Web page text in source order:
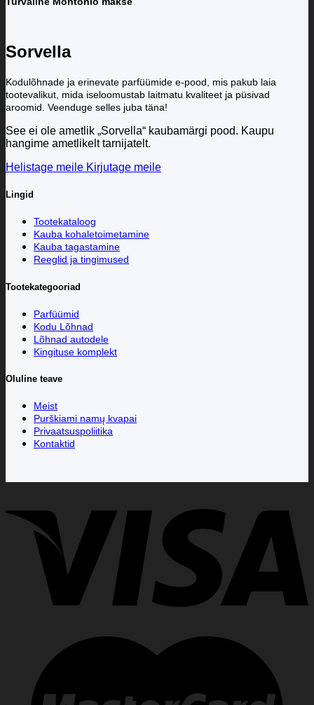
Sorvella
Kodulõhnade ja erinevate parfüümide e-pood, mis pakub laia
tootevalikut, mida iseloomustab laitmatu kvaliteet ja püsivad
aroomid. Veenduge selles juba täna!
See ei ole ametlik „Sorvella“ kaubamärgi pood. Kaupu
hangime ametlikelt tarnijatelt.
Helistage meile Kirjutage meile
Lingid
Tootekataloog
Kauba kohaletoimetamine
Kauba tagastamine
Reeglid ja tingimused
Tootekategooriad
Parfüümid
Kodu Lõhnad
Lõhnad autodele
Kingituse komplekt
Oluline teave
Meist
Purškiami namų kvapai
Privaatsuspoliitika
Kontaktid